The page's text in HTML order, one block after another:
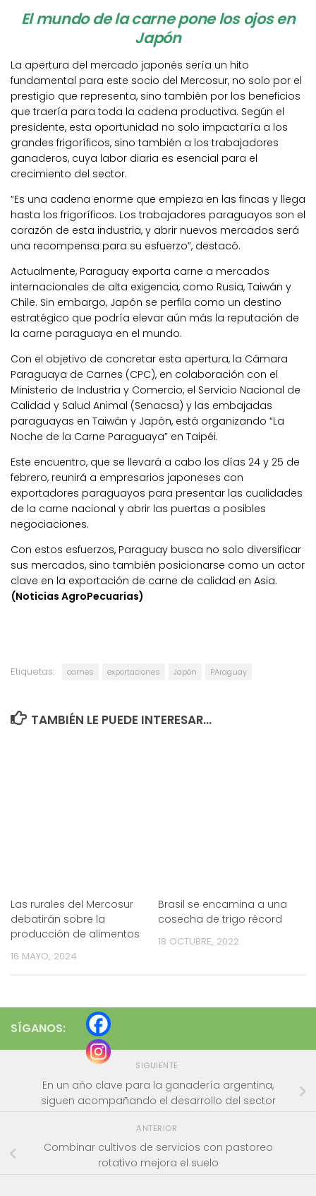
El mundo de la carne pone los ojos en
Japón
La apertura del mercado japonés sería un hito
fundamental para este socio del Mercosur, no solo por el
prestigio que representa, sino también por los beneficios
que traería para toda la cadena productiva. Según el
presidente, esta oportunidad no solo impactaría a los
grandes frigoríficos, sino también a los trabajadores
ganaderos, cuya labor diaria es esencial para el
crecimiento del sector.
“Es una cadena enorme que empieza en las fincas y llega
hasta los frigoríficos. Los trabajadores paraguayos son el
corazón de esta industria, y abrir nuevos mercados será
una recompensa para su esfuerzo”, destacó.
Actualmente, Paraguay exporta carne a mercados
internacionales de alta exigencia, como Rusia, Taiwán y
Chile. Sin embargo, Japón se perfila como un destino
estratégico que podría elevar aún más la reputación de
la carne paraguaya en el mundo.
Con el objetivo de concretar esta apertura, la Cámara
Paraguaya de Carnes (CPC), en colaboración con el
Ministerio de Industria y Comercio, el Servicio Nacional de
Calidad y Salud Animal (Senacsa) y las embajadas
paraguayas en Taiwán y Japón, está organizando “La
Noche de la Carne Paraguaya” en Taipéi.
Este encuentro, que se llevará a cabo los días 24 y 25 de
febrero, reunirá a empresarios japoneses con
exportadores paraguayos para presentar las cualidades
de la carne nacional y abrir las puertas a posibles
negociaciones.
Con estos esfuerzos, Paraguay busca no solo diversificar
sus mercados, sino también posicionarse como un actor
clave en la exportación de carne de calidad en Asia.
(Noticias AgroPecuarias)
Etiquetas: carnes exportaciones Japón PAraguay
TAMBIÉN LE PUEDE INTERESAR...
Las rurales del Mercosur
debatirán sobre la
producción de alimentos
16 MAYO, 2024
Brasil se encamina a una
cosecha de trigo récord
18 OCTUBRE, 2022
SÍGANOS:
SIGUIENTE
En un año clave para la ganadería argentina,
siguen acompañando el desarrollo del sector
ANTERIOR
Combinar cultivos de servicios con pastoreo
rotativo mejora el suelo